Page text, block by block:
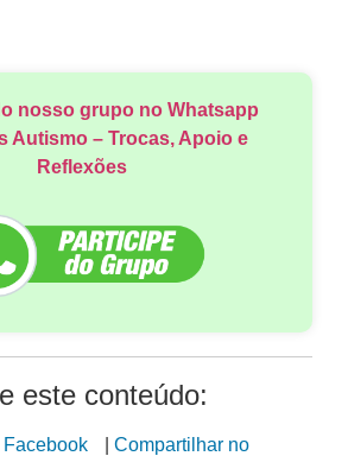
nosso grupo no Whatsapp
Autismo – Trocas, Apoio e
Reflexões
este conteúdo:
Compartilhar no